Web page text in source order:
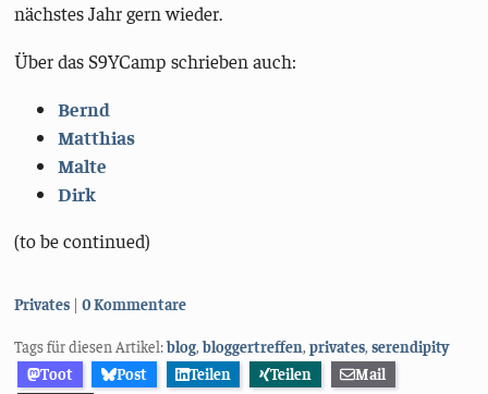
nächstes Jahr gern wieder.
Über das S9YCamp schrieben auch:
Bernd
Matthias
Malte
Dirk
(to be continued)
Kategorien:
Privates 0 Kommentare
Tags für diesen Artikel:blog,bloggertreffen,privates,serendipity
Toot
Post Teilen Teilen
Mail